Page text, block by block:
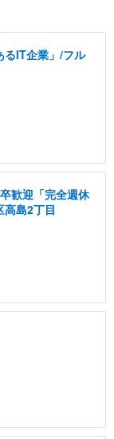
るIT企業」/フル
歓迎「完全週休
島2丁目